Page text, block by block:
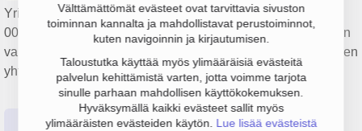
Välttämättömät evästeet ovat tarvittavia sivuston
toiminnan kannalta ja mahdollistavat perustoiminnot,
kuten navigoinnin ja kirjautumisen.
Taloustutka käyttää myös ylimääräisiä evästeitä
palvelun kehittämistä varten, jotta voimme tarjota
sinulle parhaan mahdollisen käyttökokemuksen.
Hyväksymällä kaikki evästeet sallit myös
ylimääräisten evästeiden käytön. Lue lisää evästeistä
Yrityksen Muototerä Oy liikevaihto on 4.7 milj. €, tulos 478
000 € ja henkilöstömäärä 25. Sen päätoimiala on Työkalujen
valmistus, perustamisvuosi 1978 ja sijainti Tampere. Yrityksen
yhtiömuoto Osakeyhtiö (OY).
Perustiedot Tilinpäätösluvut Päättäjätiedot